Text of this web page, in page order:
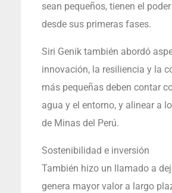
sean pequeños, tienen el
desde sus primeras fases.
Siri Genik también abordó
innovación, la resiliencia y la
más pequeñas deben contar
agua y el entorno, y alinear a
de Minas del Perú.
Sostenibilidad e inversión
También hizo un llamado a
genera mayor valor a largo